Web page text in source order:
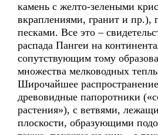
камень с желто-зелеными
вкраплениями, гранит и пр.),
песками. Все это –
распада Пангеи на
сопутствующим тому
множества мелководных
Широчайшее
древовидные папоротники
растения»), с ветвями,
плоскости, образующими